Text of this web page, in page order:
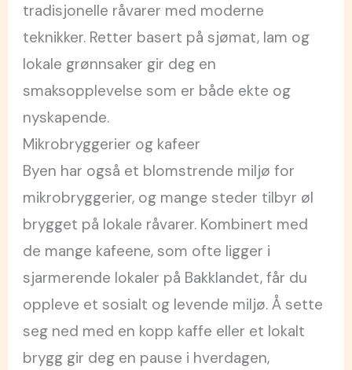
tradisjonelle råvarer med moderne
teknikker. Retter basert på sjømat, lam og
lokale grønnsaker gir deg en
smaksopplevelse som er både ekte og
nyskapende.
Mikrobryggerier og kafeer
Byen har også et blomstrende miljø for
mikrobryggerier, og mange steder tilbyr øl
brygget på lokale råvarer. Kombinert med
de mange kafeene, som ofte ligger i
sjarmerende lokaler på Bakklandet, får du
oppleve et sosialt og levende miljø. Å sette
seg ned med en kopp kaffe eller et lokalt
brygg gir deg en pause i hverdagen,